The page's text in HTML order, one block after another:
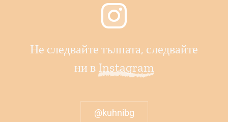
Не следвайте тълпата, следвайте
ни в Instagram
@kuhnibg